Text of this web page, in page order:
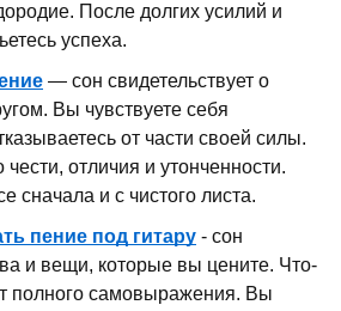
После долгих усилий и
успеха.
— сон свидетельствует о
Вы чувствуете себя
от части своей силы.
отличия и утонченности.
сначала и с чистого листа.
пение под гитару - сон
и вещи, которые вы цените. Что-
полного самовыражения. Вы